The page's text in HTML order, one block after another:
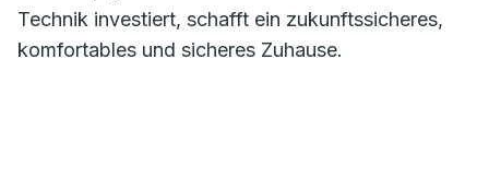
Technik investiert, schafft ein zukunftssicheres,
komfortables und sicheres Zuhause.